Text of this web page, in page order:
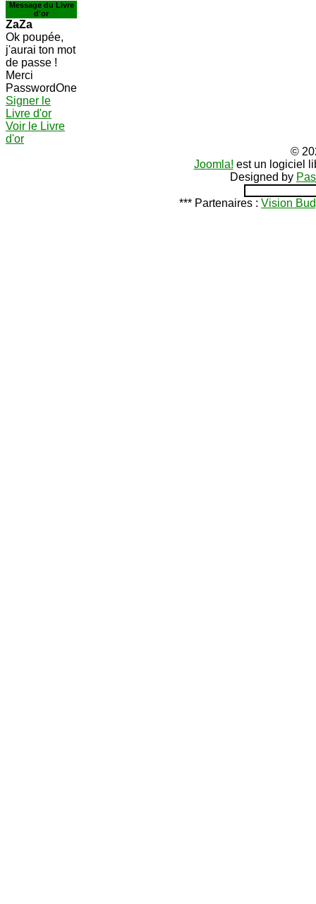
Message du Livre
d'or
ZaZa
Ok poupée,
j'aurai ton mot
de passe !
Merci
PasswordOne
Signer le
Livre d'or
Voir le Livre
d'or
©
Joomla! est un logiciel
Designed by
*** Partenaires : Vision